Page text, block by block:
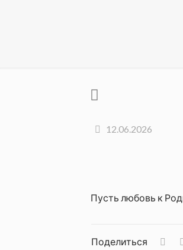
12.06.2026
Пусть любовь к
Поделиться